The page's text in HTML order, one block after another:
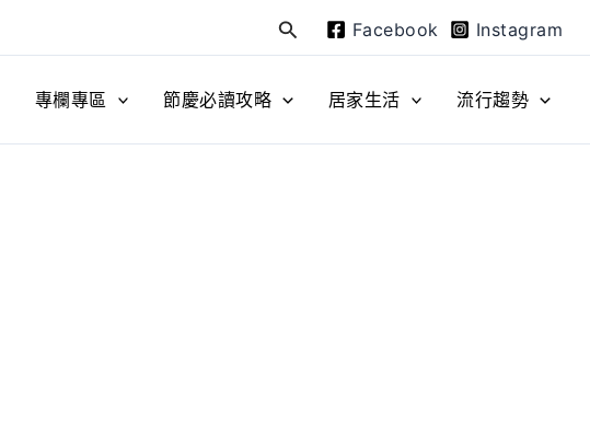
搜
尋
Facebook Instagram
專欄專區 節慶必讀攻略 居家生活 流行趨勢